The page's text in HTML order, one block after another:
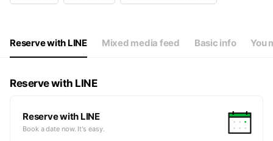
Reserve with LINE Mixed media feed Basic info You
Reserve with LINE
Reserve with LINE
Book a date now. It's easy.